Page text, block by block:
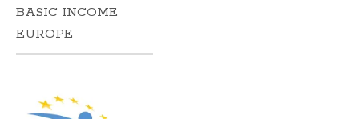
BASIC INCOME
EUROPE